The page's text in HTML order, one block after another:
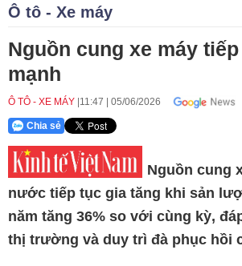
Ô tô - Xe máy
Nguồn cung xe máy
mạnh
Ô TÔ - XE MÁY 11:47 05/06/2026
Chia sẻ
Nguồn cung
nước tiếp tục gia tăng khi sản
năm tăng 36% so với cùng kỳ,
thị trường và duy trì đà phục hồi